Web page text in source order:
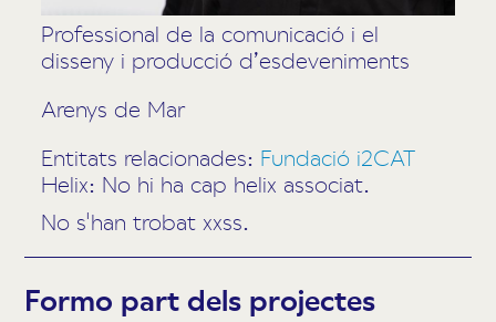
Professional de la comunicació i el
disseny i producció d’esdeveniments
Arenys de Mar
Entitats relacionades: Fundació i2CAT
Helix: No hi ha cap helix associat.
No s'han trobat xxss.
Formo part dels projectes